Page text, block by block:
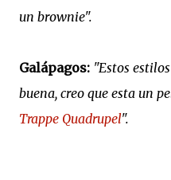
un brownie".
Galápagos: "Estos
buena, creo que esta un
Trappe Quadrupel".